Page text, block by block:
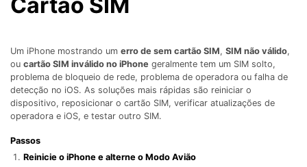
Ver Todos Os Aplicativos
Gerenciador de dados
Proteção do celular
Encontre Mais Soluções
Um iPhone mostrando um erro de sem cartão SIM, SIM não válido,
ou cartão SIM inválido no iPhone geralmente tem um SIM solto,
problema de bloqueio de rede, problema de operadora ou falha de
detecção no iOS. As soluções mais rápidas são reiniciar o
dispositivo, reposicionar o cartão SIM, verificar atualizações de
operadora e iOS, e testar outro SIM.
Passos
Reinicie o iPhone e alterne o Modo Avião